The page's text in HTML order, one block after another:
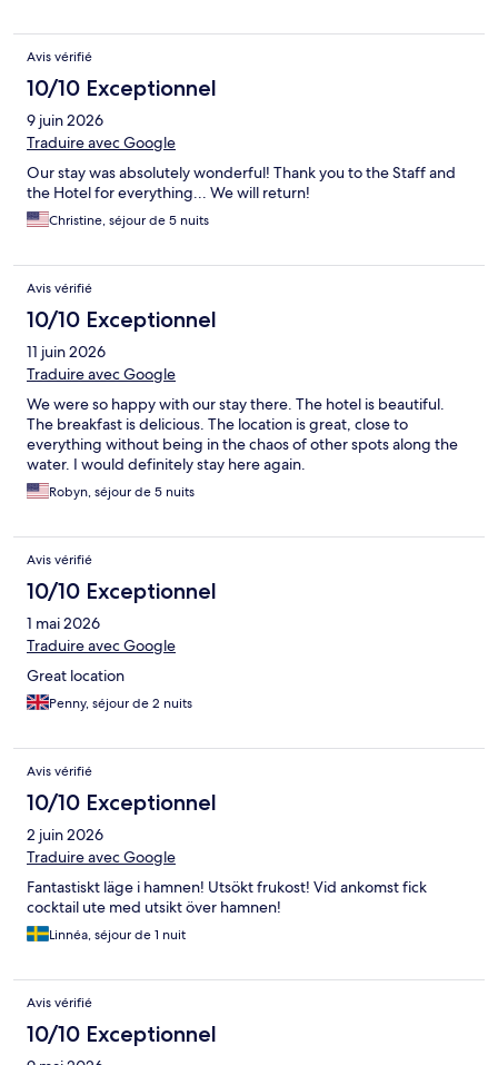
Avis vérifié
10/10 Exceptionnel
9 juin 2026
Traduire avec Google
Our stay was absolutely wonderful! Thank you to the Staff and
the Hotel for everything... We will return!
Christine, séjour de 5 nuits
Avis vérifié
10/10 Exceptionnel
11 juin 2026
Traduire avec Google
We were so happy with our stay there. The hotel is beautiful.
The breakfast is delicious. The location is great, close to
everything without being in the chaos of other spots along the
water. I would definitely stay here again.
Robyn, séjour de 5 nuits
Avis vérifié
10/10 Exceptionnel
1 mai 2026
Traduire avec Google
Great location
Penny, séjour de 2 nuits
Avis vérifié
10/10 Exceptionnel
2 juin 2026
Traduire avec Google
Fantastiskt läge i hamnen! Utsökt frukost! Vid ankomst fick
cocktail ute med utsikt över hamnen!
Linnéa, séjour de 1 nuit
Avis vérifié
10/10 Exceptionnel